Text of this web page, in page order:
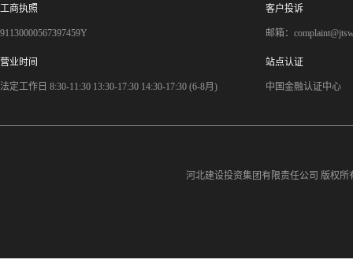
工商执照
91130000567397459Y
客户投诉
邮箱：
营业时间
法定工作日 8:30-11:30 13:30-17:30 14:30-17:30 (6-8月)
站点认证
中国金融认证中心
河北建设投资集团有限责任公司 版权所